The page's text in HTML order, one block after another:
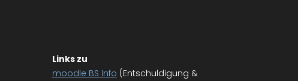
Links zu
moodle BS Info (Entschuldigung &